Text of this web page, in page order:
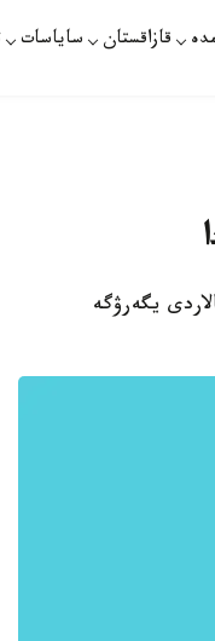
قازاقستان ساياسات
يگەرۋگە